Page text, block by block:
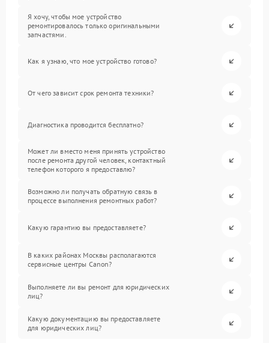
Я хочу, чтобы мое устройство
ремонтировалось только оригинальными
запчастями.
Как я узнаю, что мое устройство готово?
От чего зависит срок ремонта техники?
Диагностика проводится бесплатно?
Может ли вместо меня принять устройство
после ремонта другой человек, контактный
телефон которого я предоставлю?
Возможно ли получать обратную связь в
процессе выполнения ремонтных работ?
Какую гарантию вы предоставляете?
В каких районах Москвы располагаются
сервисные центры Canon?
Выполняете ли вы ремонт для юридических
лиц?
Какую документацию вы предоставляете
для юридических лиц?